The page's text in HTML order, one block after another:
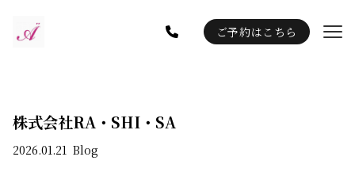
ご予約はこちら
Gallery
株式会社RA・SHI・SA
2026.01.21 Blog